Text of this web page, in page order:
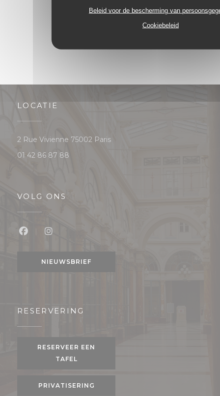
Beleid voor de bescherming van
Cookiebeleid
2 3
LOCATIE
2 Rue Vivienne 75002 Paris((opent in een nieuw venster))
01 42 86 87 88
VOLG ONS
NIEUWSBRIEF
RESERVERING
RESERVEER EEN
TAFEL
PRIVATISERING